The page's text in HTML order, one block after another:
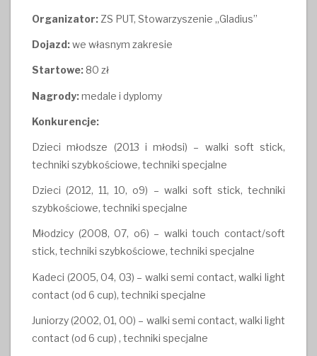
Organizator: ZS PUT, Stowarzyszenie „Gladius”
Dojazd:we własnym zakresie
Startowe: 80 zł
Nagrody:medale i dyplomy
Konkurencje:
Dzieci młodsze (2013 i młodsi) – walki soft stick,
techniki szybkościowe, techniki specjalne
Dzieci (2012, 11, 10, o9) – walki soft stick, techniki
szybkościowe, techniki specjalne
Młodzicy (2008, 07, o6) – walki touch contact/soft
stick, techniki szybkościowe, techniki specjalne
Kadeci (2005, 04, 03) – walki semi contact, walki light
contact (od 6 cup), techniki specjalne
Juniorzy (2002, 01, 00) – walki semi contact, walki light
contact (od 6 cup) , techniki specjalne